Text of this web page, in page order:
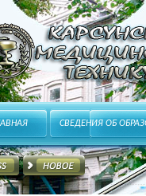
- В маштабах интернета, в
СВЕДЕНИЯ ОБ